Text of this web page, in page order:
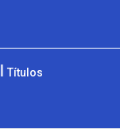
Títulos